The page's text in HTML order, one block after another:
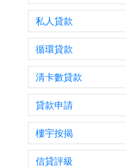
私人貸款
循環貸款
清卡數貸款
貸款申請
樓宇按揭
信貸評級